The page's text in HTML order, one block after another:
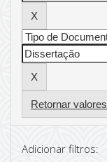
Retornar valores
Adicionar filtros: